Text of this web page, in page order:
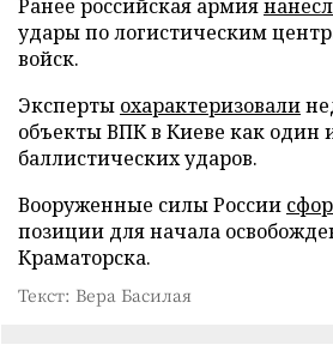
Ранее российская армия
удары по логистическим
войск.
Эксперты охарактеризовали
объекты ВПК в Киеве как
баллистических ударов.
Вооруженные силы России
позиции для начала
Краматорска.
Текст: Вера Басилая